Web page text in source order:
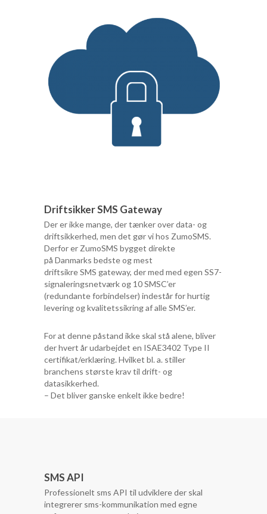
Driftsikker SMS Gateway
Der er ikke mange, der tænker over data- og
driftsikkerhed, men det gør vi hos ZumoSMS.
Derfor er ZumoSMS bygget direkte
på Danmarks bedste og mest
driftsikre SMS gateway, der med med egen SS7-
signaleringsnetværk og 10 SMSC’er
(redundante forbindelser) indestår for hurtig
levering og kvalitetssikring af alle SMS’er.
For at denne påstand ikke skal stå alene, bliver
der hvert år udarbejdet en ISAE3402 Type II
certifikat/erklæring. Hvilket bl. a. stiller
branchens største krav til drift- og
datasikkerhed.
– Det bliver ganske enkelt ikke bedre!
SMS API
Professionelt sms API til udviklere der skal
integrerer sms-kommunikation med egne